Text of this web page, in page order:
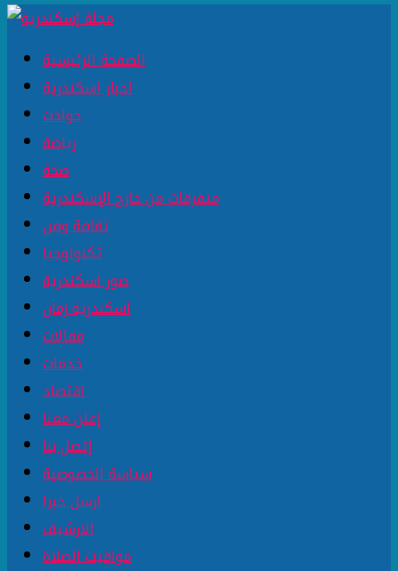
الصفحة الرئيسية
اخبار اسكندرية
حوادث
رياضة
صحة
متفرقات من خارج الإسكندرية
ثقافة وفن
تكنولوجيا
صور اسكندرية
اسكندرية زمان
مقالات
خدمات
اقتصاد
إعلن معنا
إتصل بنا
سياسة الخصوصية
ارسل خبرا
الارشيف
مواقيت الصلاة